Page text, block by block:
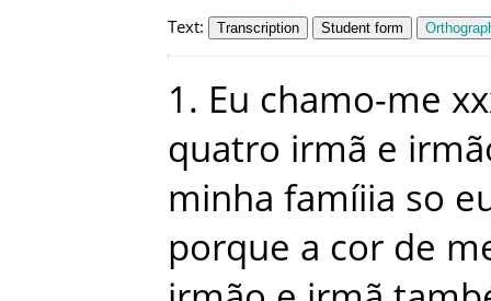
Text: Transcription Student form
1. Eu chamo-me
quatro irmã e
minha famíiia so
porque a cor de